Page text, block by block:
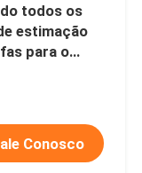
todos os
estimação
para o
mão - 500ML
Conosco